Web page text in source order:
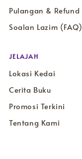
Pulangan & Refund
Soalan Lazim (FAQ)
JELAJAH
Lokasi Kedai
Cerita Buku
Promosi Terkini
Tentang Kami